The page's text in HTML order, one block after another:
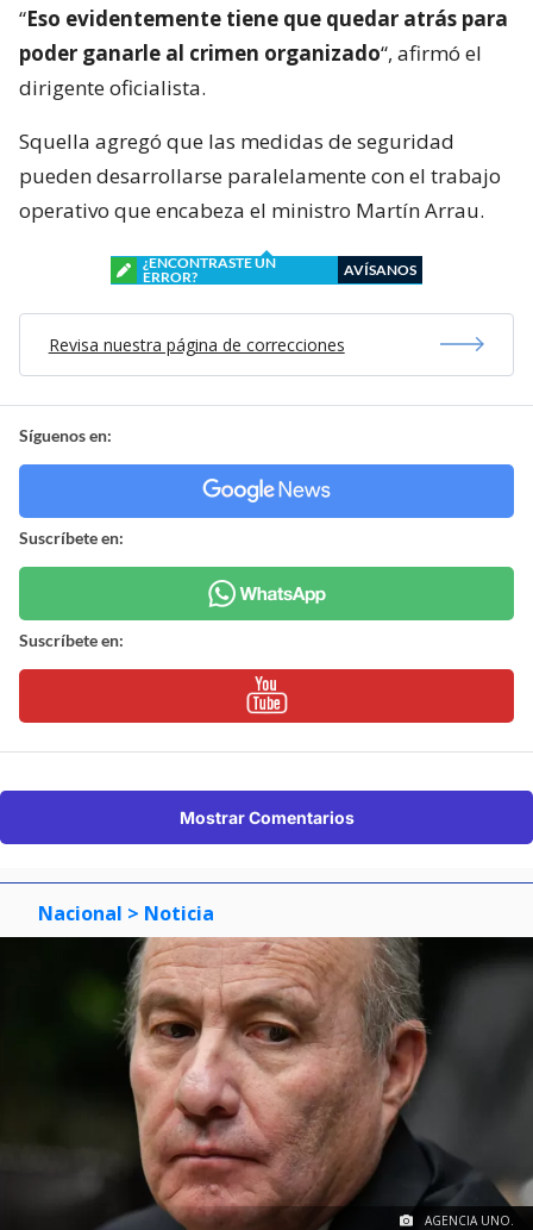
“Eso evidentemente tiene que quedar atrás para
poder ganarle al crimen organizado“, afirmó el
dirigente oficialista.
Squella agregó que las medidas de seguridad
pueden desarrollarse paralelamente con el trabajo
operativo que encabeza el ministro Martín Arrau.
¿ENCONTRASTE UN
ERROR?
AVÍSANOS
Revisa nuestra página de correcciones
Síguenos en:
Suscríbete en:
Suscríbete en:
Mostrar Comentarios
Nacional > Noticia
AGENCIA UNO.